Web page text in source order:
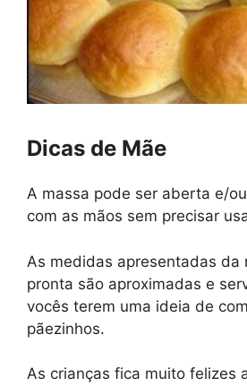
Dicas de Mãe
A massa pode ser aberta e/
com as mãos sem precisar
As medidas apresentadas da
pronta são aproximadas e
vocês terem uma ideia de
pãezinhos.
As crianças fica muito felizes